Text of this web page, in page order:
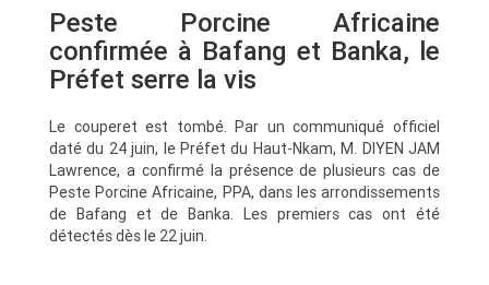
Peste Porcine Africaine
confirmée à Bafang et Banka, le
Préfet serre la vis
Le couperet est tombé. Par un communiqué officiel
daté du 24 juin, le Préfet du Haut-Nkam, M. DIYEN JAM
Lawrence, a confirmé la présence de plusieurs cas de
Peste Porcine Africaine, PPA, dans les arrondissements
de Bafang et de Banka. Les premiers cas ont été
détectés dès le 22 juin.